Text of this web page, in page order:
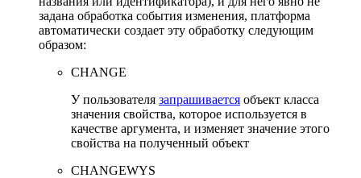
задана обработка события изменения, платформа
автоматически создает эту обработку следующим
образом:
CHANGE
У пользователя запрашивается объект класса
значения свойства, которое используется в
качестве аргумента, и изменяет значение этого
свойства на полученный объект
CHANGEWYS